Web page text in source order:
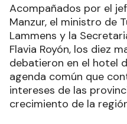
Acompañados por el
Manzur, el ministro de
Lammens y la
Flavia Royón, los diez
debatieron en el hotel
agenda común que
intereses de las
crecimiento de la